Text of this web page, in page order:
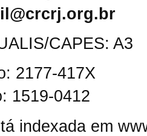
CAPES: A3
2177-417X
1519-0412
indexada em